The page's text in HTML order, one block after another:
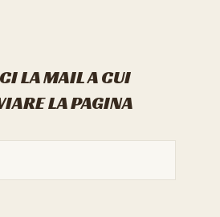
LA MAIL A CUI
LA PAGINA